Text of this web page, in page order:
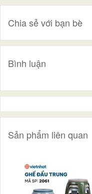
Chia sẻ với bạn bè
Bình luận
Sản phẩm liên quan